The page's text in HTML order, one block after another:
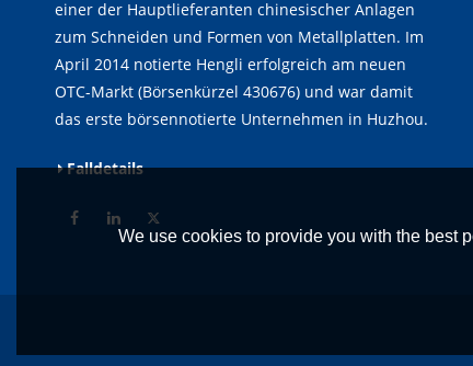
einer der Hauptlieferanten chinesischer Anlagen
zum Schneiden und Formen von Metallplatten. Im
April 2014 notierte Hengli erfolgreich am neuen
OTC-Markt (Börsenkürzel 430676) und war damit
das erste börsennotierte Unternehmen in Huzhou.
Falldetails
We use cookies to provide you with the best